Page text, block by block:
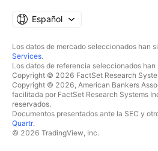
Español
Los datos de mercado seleccionados han
Services.
Los datos de referencia seleccionados
Copyright © 2026 FactSet Research
Copyright © 2026, American Bankers
facilitada por FactSet Research Systems
reservados.
Documentos presentados ante la SEC y
Quartr.
© 2026 TradingView, Inc.